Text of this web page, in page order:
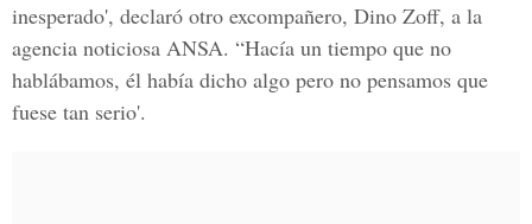
inesperado', declaró otro excompañero, Dino Zoff, a la
agencia noticiosa ANSA. “Hacía un tiempo que no
hablábamos, él había dicho algo pero no pensamos que
fuese tan serio'.